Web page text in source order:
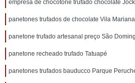
empresa de chocotone trufado chocolate
panetones trufados de chocolate Vila Mariana
panetone trufado artesanal preço São
panetone recheado trufado Tatuapé
panetones trufados bauducco Parque